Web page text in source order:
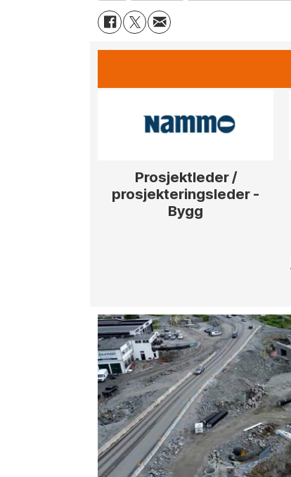
Prosjektleder /
prosjekteringsleder -
Bygg